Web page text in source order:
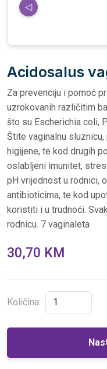
◁
Acidosalus
Za prevenciju i pomoć
uzrokovanih različitim
što su Escherichia coli,
Štite vaginalnu
higijene, te kod drugih
oslabljeni imunitet,
pH vrijednost u rodnici,
antibioticima, te kod
koristiti i u trudnoći.
rodnicu. 7 vaginaleta
30,70 KM
Količina: